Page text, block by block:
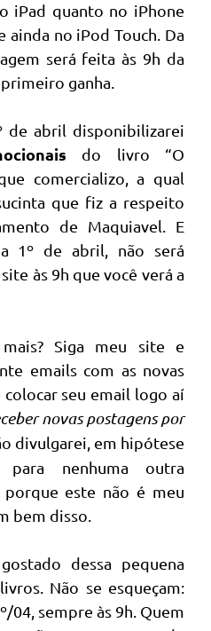
iPad quanto no iPhone
ainda no iPod Touch. Da
será feita às 9h da
ganha.
de abril disponibilizarei
do livro “O
comercializo, a qual
que fiz a respeito
de Maquiavel. E
1º de abril, não será
às 9h que você verá a
Siga meu site e
emails com as novas
colocar seu email logo aí
novas postagens por
divulgarei, em hipótese
nenhuma outra
porque este não é meu
bem disso.
dessa pequena
Não se esqueçam:
04, sempre às 9h. Quem